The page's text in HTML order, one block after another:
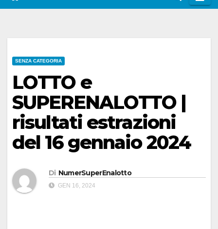
SENZA CATEGORIA
LOTTO e
SUPERENALOTTO |
risultati estrazioni
del 16 gennaio 2024
Di NumerSuperEnalotto
GEN 16, 2024